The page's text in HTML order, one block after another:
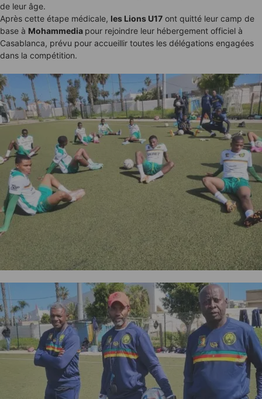
de leur âge.
Après cette étape médicale, les Lions U17 ont quitté leur camp de
base à Mohammedia pour rejoindre leur hébergement officiel à
Casablanca, prévu pour accueillir toutes les délégations engagées
dans la compétition.